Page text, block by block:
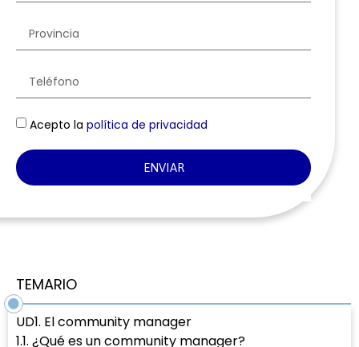
Acepto la política de privacidad
ENVIAR
TEMARIO
UD1. El community manager
1.1. ¿Qué es un community manager?